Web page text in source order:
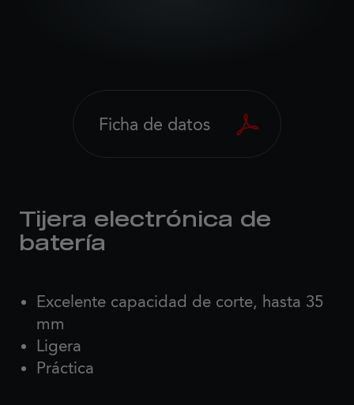
Tijera electrónica de
batería
Excelente capacidad de corte, hasta 35
mm
Ligera
Práctica
Ficha de datos